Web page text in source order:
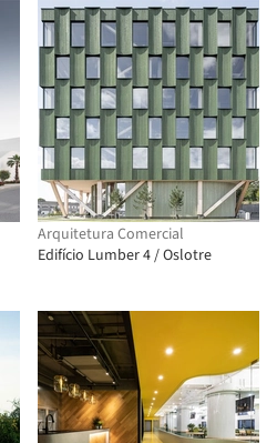
Arquitetura Comercial
Edifício Lumber 4 / Oslotre